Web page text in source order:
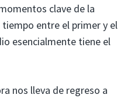
clave de la
entre el primer y el
esencialmente tiene el
nos lleva de regreso a